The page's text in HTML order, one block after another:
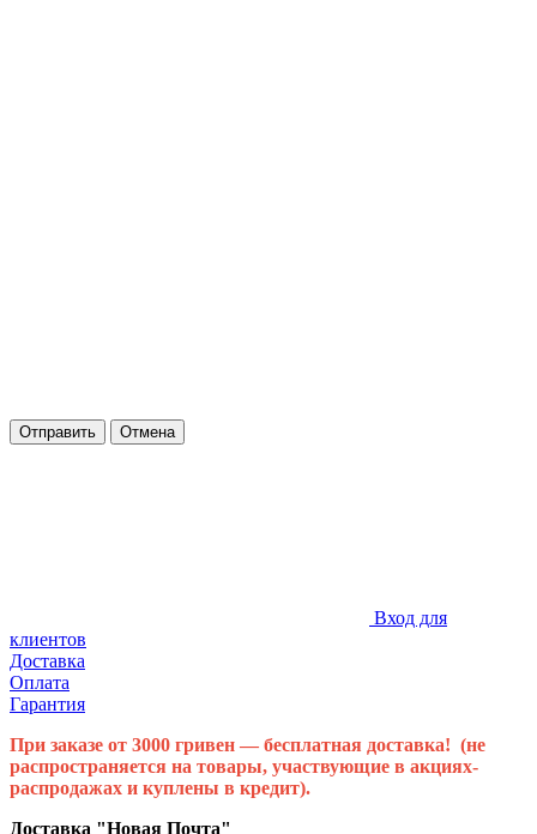
Отправить Отмена
Вход для
клиентов
Доставка
Оплата
Гарантия
При заказе от 3000 гривен — бесплатная доставка! (не
распространяется на товары, участвующие в акциях-
распродажах и куплены в кредит).
Доставка "Новая Почта"